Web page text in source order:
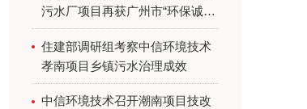
污水厂项目再获广州市“环保诚信
企业（绿牌）”最高评价
住建部调研组考察中信环境技术
孝南项目乡镇污水治理成效
中信环境技术召开潮南项目技改